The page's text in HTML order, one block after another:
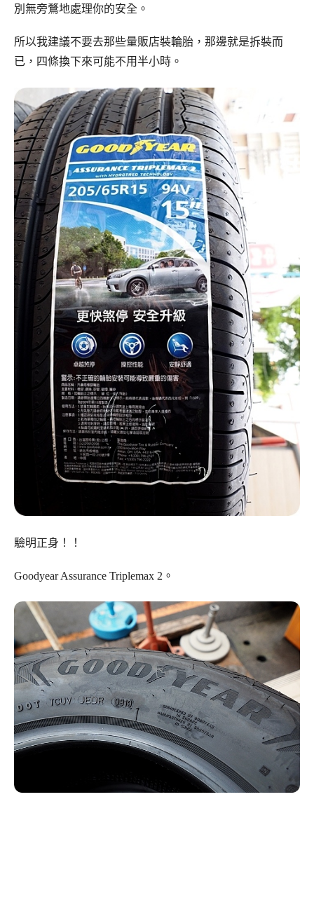
別無旁鶩地處理你的安全。
所以我建議不要去那些量販店裝輪胎，那邊就是拆裝而
已，四條換下來可能不用半小時。
驗明正身！！
Goodyear Assurance Triplemax 2。